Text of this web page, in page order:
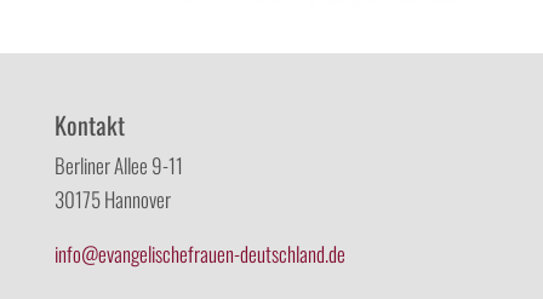
Kontakt
Berliner Allee 9-11
30175 Hannover
info@evangelischefrauen-deutschland.de